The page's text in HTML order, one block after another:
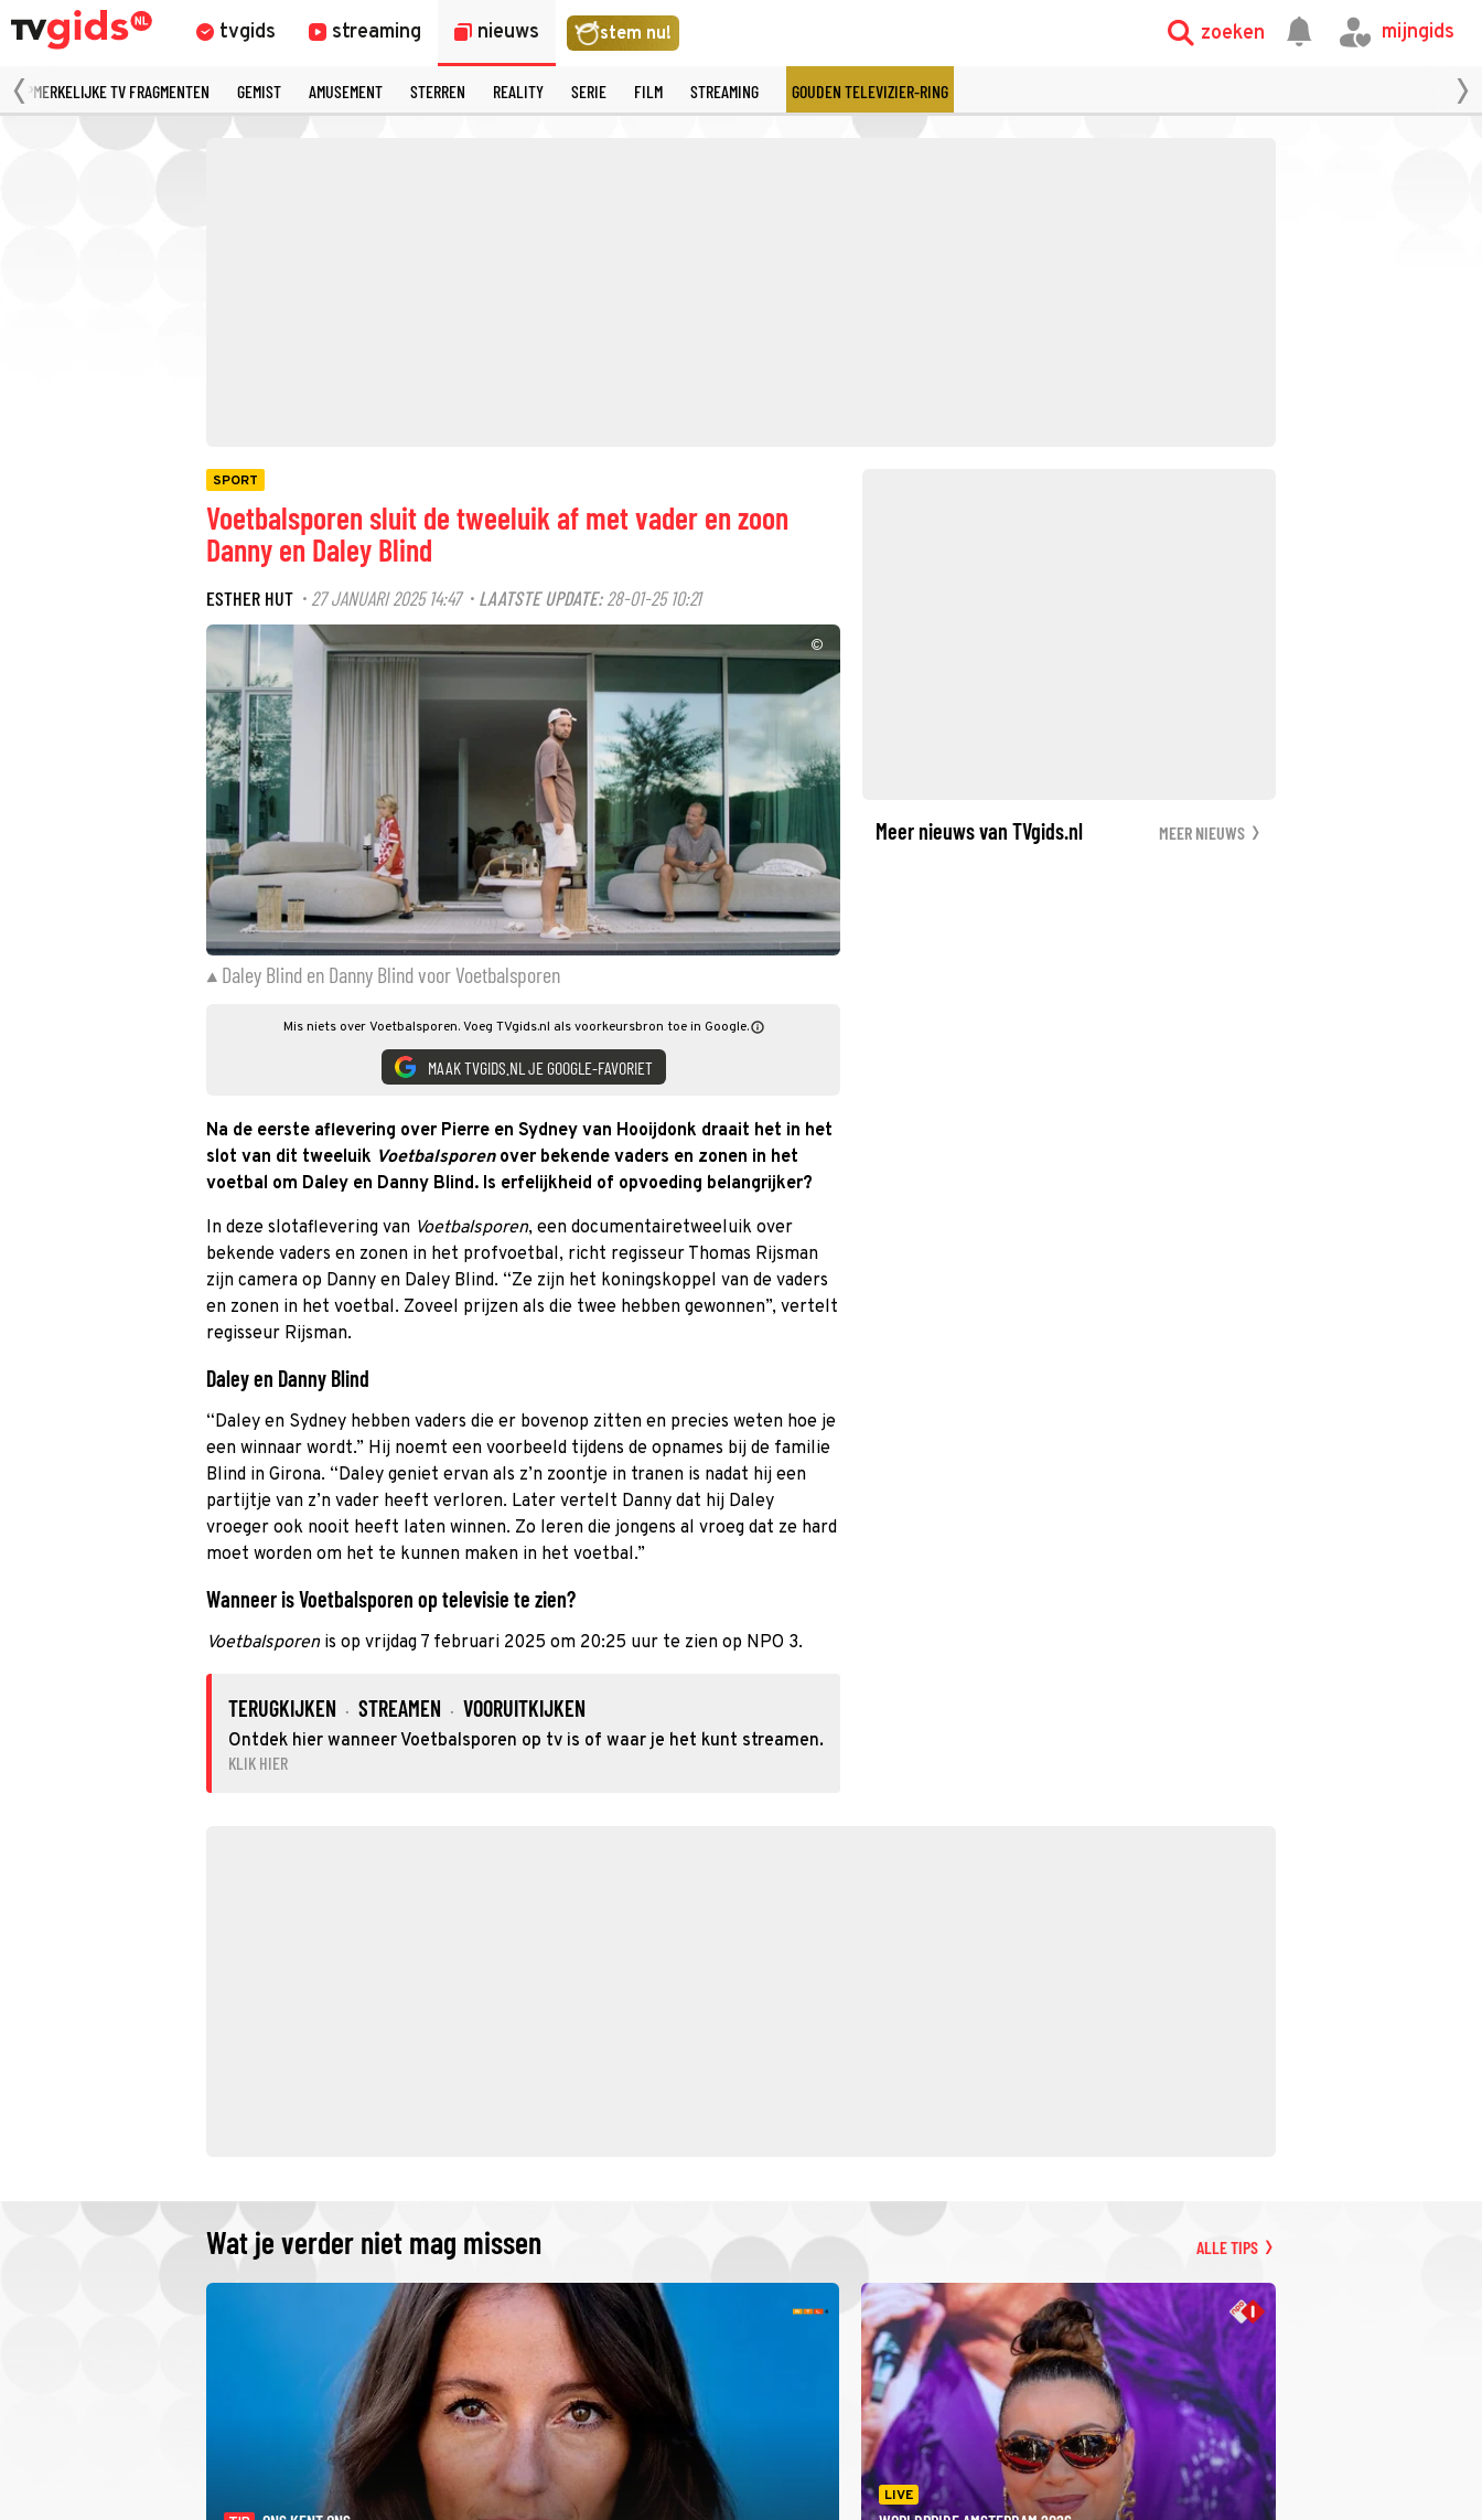
tvgids streaming nieuws stem nu! zoeken mijngids
OPMERKELIJKE TV FRAGMENTEN GEMIST AMUSEMENT STERREN REALITY SERIE FILM STREAMING GOUDEN TELEVIZIER-RING
SPORT
Voetbalsporen sluit de tweeluik af met vader en zoon
Danny en Daley Blind
ESTHER HUT · 27 JANUARI 2025 14:47· LAATSTE UPDATE: 28-01-25 10:21
©
Daley Blind en Danny Blind voor Voetbalsporen
Mis niets over Voetbalsporen. Voeg TVgids.nl als voorkeursbron toe in Google.
MAAK TVGIDS.NL JE GOOGLE-FAVORIET
Na de eerste aflevering over Pierre en Sydney van Hooijdonk draait het in het
slot van dit tweeluik Voetbalsporenover bekende vaders en zonen in het
voetbal om Daley en Danny Blind. Is erfelijkheid of opvoeding belangrijker?
In deze slotaflevering van Voetbalsporen, een documentairetweeluik over
bekende vaders en zonen in het profvoetbal, richt regisseur Thomas Rijsman
zijn camera op Danny en Daley Blind. “Ze zijn het koningskoppel van de vaders
en zonen in het voetbal. Zoveel prijzen als die twee hebben gewonnen”, vertelt
regisseur Rijsman.
Daley en Danny Blind
“Daley en Sydney hebben vaders die er bovenop zitten en precies weten hoe je
een winnaar wordt.” Hij noemt een voorbeeld tijdens de opnames bij de familie
Blind in Girona. “Daley geniet ervan als z’n zoontje in tranen is nadat hij een
partijtje van z’n vader heeft verloren. Later vertelt Danny dat hij Daley
vroeger ook nooit heeft laten winnen. Zo leren die jongens al vroeg dat ze hard
moet worden om het te kunnen maken in het voetbal.”
Wanneer is Voetbalsporen op televisie te zien?
Voetbalsporenis op vrijdag 7 februari 2025 om 20:25 uur te zien op NPO 3.
TERUGKIJKEN · STREAMEN · VOORUITKIJKEN
Ontdek hier wanneer Voetbalsporen op tv is of waar je het kunt streamen.
KLIK HIER
Meer nieuws van TVgids.nl MEER NIEUWS
Wat je verder niet mag missen ALLE TIPS
LIVE